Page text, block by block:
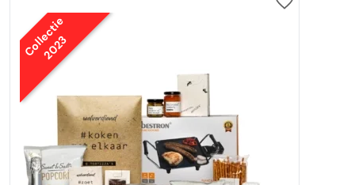
Collectie
2023